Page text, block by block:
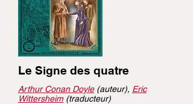
Le Signe des quatre
Arthur Conan Doyle(auteur), Eric
Wittersheim (traducteur)